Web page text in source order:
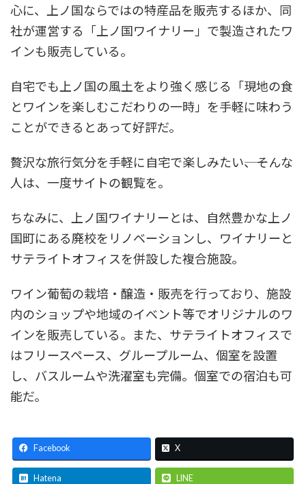
心に、上ノ国ならではの特産品を販売するほか、同
社が運営する「上ノ国ワイナリー」で製造されたワ
インも販売している。
自宅でも上ノ国の風土をより強く感じる「現地の食
とワインを楽しむこだわりの一時」を手軽に味わう
ことができるとあって好評だ。
贅沢な旅行気分を手軽に自宅で楽しみたい――、そんな
人は、一度サイトの観覧を。
ちなみに、上ノ国ワイナリーとは、自然豊かな上ノ
国町にある廃校をリノベーションし、ワイナリーと
サテライトオフィスを併設した複合施設。
ワイン葡萄の栽培・醸造・販売を行っており、施設
内のショップや地域のイベント等でオリジナルのワ
インを販売している。また、サテライトオフィスで
はフリースペース、グループルーム、個室を設置
し、バスルームや洗濯室も完備。個室での宿泊も可
能だ。
Facebook X
Hatena LINE